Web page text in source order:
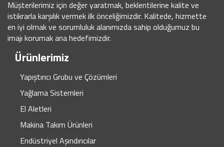
Müşterilerimiz için değer yaratmak, beklentilerine kalite ve
istikrarla karşılık vermek ilk önceliğimizdir. Kalitede, hizmette
en iyi olmak ve sorumluluk alanımızda sahip olduğumuz bu
imajı korumak ana hedefimizdir.
Ürünlerimiz
Yapıştırıcı Grubu ve Çözümleri
Yağlama Sistemleri
El Aletleri
Makina Takım Ürünleri
Endüstriyel Aşındırıcılar